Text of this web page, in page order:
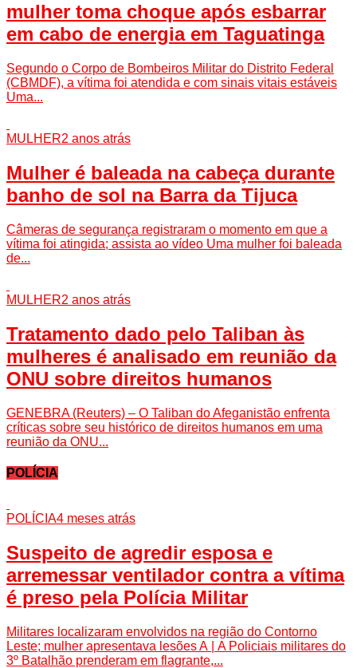
mulher toma choque após esbarrar
em cabo de energia em Taguatinga
Segundo o Corpo de Bombeiros Militar do Distrito Federal
(CBMDF), a vítima foi atendida e com sinais vitais estáveis
Uma...
MULHER2 anos atrás
Mulher é baleada na cabeça durante
banho de sol na Barra da Tijuca
Câmeras de segurança registraram o momento em que a
vítima foi atingida; assista ao vídeo Uma mulher foi baleada
de...
MULHER2 anos atrás
Tratamento dado pelo Taliban às
mulheres é analisado em reunião da
ONU sobre direitos humanos
GENEBRA (Reuters) – O Taliban do Afeganistão enfrenta
críticas sobre seu histórico de direitos humanos em uma
reunião da ONU...
POLÍCIA
POLÍCIA4 meses atrás
Suspeito de agredir esposa e
arremessar ventilador contra a vítima
é preso pela Polícia Militar
Militares localizaram envolvidos na região do Contorno
Leste; mulher apresentava lesões A | A Policiais militares do
3º Batalhão prenderam em flagrante,...